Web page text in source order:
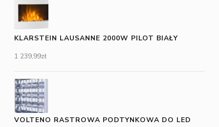
KLARSTEIN LAUSANNE 2000W PILOT BIAŁY
1 239,99zł
VOLTENO RASTROWA PODTYNKOWA DO LED